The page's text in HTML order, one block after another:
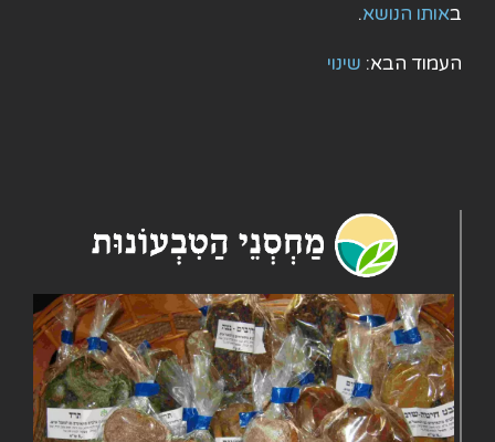
באותו הנושא.
העמוד הבא: שינוי